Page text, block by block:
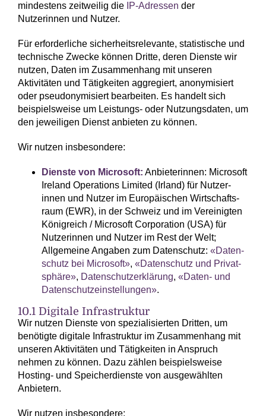
mindestens zeitweilig die IP-Adressen der
Nutzerinnen und Nutzer.
Für erforderliche sicherheitsrelevante, statistische und
technische Zwecke können Dritte, deren Dienste wir
nutzen, Daten im Zusammenhang mit unseren
Aktivitäten und Tätigkeiten aggregiert, anonymisiert
oder pseudonymisiert bearbeiten. Es handelt sich
beispielsweise um Leistungs- oder Nutzungsdaten, um
den jeweiligen Dienst anbieten zu können.
Wir nutzen insbesondere:
Dienste von Microsoft: Anbieterinnen: Micro­soft
Ireland Operations Limited (Irland) für Nutzer­
innen und Nutzer im Euro­päischen Wirtschafts­
raum (EWR), in der Schweiz und im Vereinigten
König­reich / Micro­soft Corporation (USA) für
Nutzer­innen und Nutzer im Rest der Welt;
Allgemeine Angaben zum Daten­schutz: «Daten­
schutz bei Micro­soft», «Daten­schutz und Privat­
sphäre», Daten­schutz­erklärung, «Daten- und
Daten­schutz­einstellungen».
10.1 Digitale Infrastruktur
Wir nutzen Dienste von spezialisierten Dritten, um
benötigte digitale Infrastruktur im Zusammenhang mit
unseren Aktivitäten und Tätigkeiten in Anspruch
nehmen zu können. Dazu zählen beispielsweise
Hosting- und Speicherdienste von ausgewählten
Anbietern.
Wir nutzen insbesondere: